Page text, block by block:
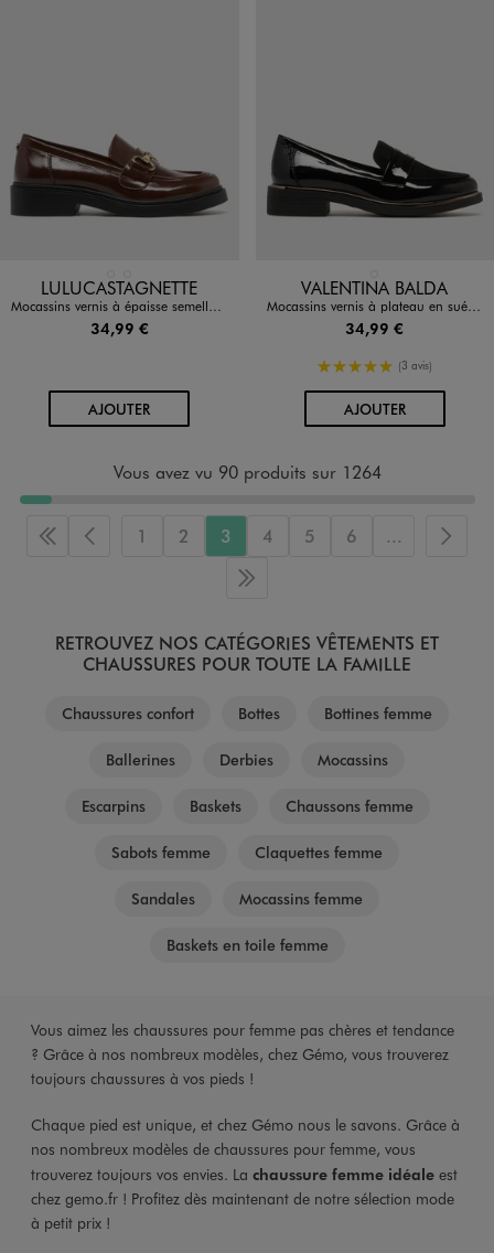
Disponible en 2 coloris
LULUCASTAGNETTE
Mocassins vernis à épaisse semelle femme - LuluCastagnette
34,99 €
AJOUTERAU PANIER
Disponible en 1 coloris
VALENTINA BALDA
Mocassins vernis à plateau en suédine et bout amande femme - Valentina Baldano
34,99 €
5/5 de moyenne
(3 avis)
AJOUTERAU PANIER
Vous avez vu 90 produits sur 1264
Première page
Page précédente
1 2 3 4 5 6 ...
Page
Dernière page
RETROUVEZ NOS CATÉGORIES VÊTEMENTS ET
CHAUSSURES POUR TOUTE LA FAMILLE
Chaussures confort Bottes Bottines femme
Ballerines Derbies Mocassins
Escarpins Baskets Chaussons femme
Sabots femme Claquettes femme
Sandales Mocassins femme
Baskets en toile femme
Vous aimez les chaussures pour femme pas chères et tendance
? Grâce à nos nombreux modèles, chez Gémo, vous trouverez
toujours chaussures à vos pieds !
Chaque pied est unique, et chez Gémo nous le savons. Grâce à
nos nombreux modèles de chaussures pour femme, vous
trouverez toujours vos envies. La chaussure femme idéaleest
chez gemo.fr ! Profitez dès maintenant de notre sélection mode
à petit prix !